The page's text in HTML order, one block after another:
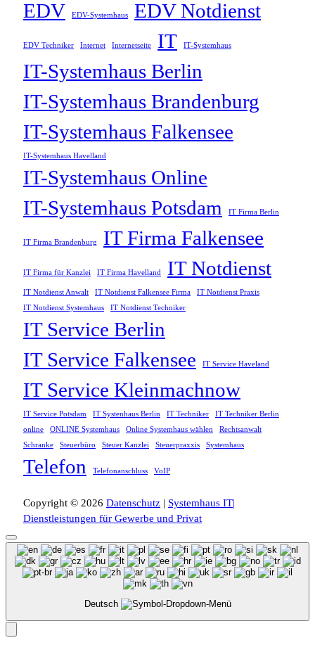
EDV EDV-Systemhaus EDV Notdienst
EDV Techniker Internet Internetseite IT IT-Systemhaus
IT-Systemhaus Berlin
IT-Systemhaus Brandenburg
IT-Systemhaus Falkensee
IT-Systemhaus Havelland
IT-Systemhaus Online
IT-Systemhaus Potsdam
IT Firma Berlin
IT Firma Brandenburg IT Firma Falkensee
IT Firma für Kanzlei IT Firma Havelland IT Notdienst
IT Notdienst Anwalt IT Notdienst Falkensee Firma
IT Notdienst Praxis
IT Notdienst Systemhaus
IT Notdienst Techniker
IT Service Berlin
IT Service Falkensee
IT Service Haveland
IT Service Kleinmachnow
IT Service Potsdam IT Systenhaus Berlin IT Techniker
IT Techniker Berlin
online
ONLINE Systemhaus Online Systemhaus wählen
Rechtsanwalt
Schranke
Steuerbüro Steuer Kanzlei Steuerpraxxis Systemhaus
Telefon Telefonanschluss VoIP
Copyright © 2026 Datenschutz | Systemhaus IT|
Dienstleistungen für Gewerbe und Privat
Deutsch